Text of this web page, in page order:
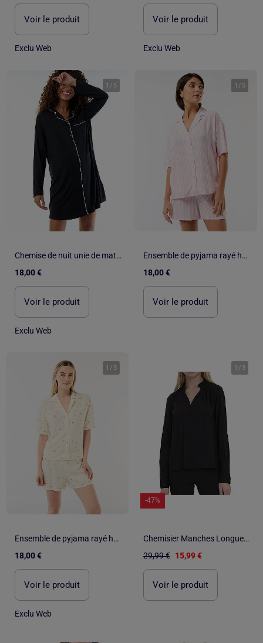
Voir le produit
Exclu Web
Voir le produit
Exclu Web
1 / 5
Chemise de nuit unie de maternité
18,00 €
Voir le produit
Exclu Web
1 / 5
Ensemble de pyjama rayé haut + short
18,00 €
Voir le produit
1 / 3
Ensemble de pyjama rayé haut + short
18,00 €
Voir le produit
Exclu Web
1 / 3
-47%
Chemisier Manches Longues Femme Vero Moda
29,99 € 15,99 €
Voir le produit